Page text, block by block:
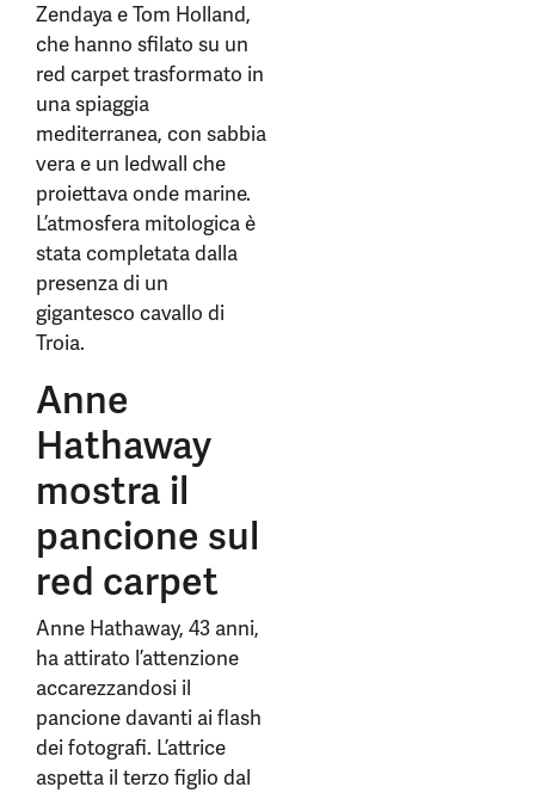
Zendaya e Tom Holland,
che hanno sfilato su un
red carpet trasformato in
una spiaggia
mediterranea, con sabbia
vera e un ledwall che
proiettava onde marine.
L’atmosfera mitologica è
stata completata dalla
presenza di un
gigantesco cavallo di
Troia.
Anne
Hathaway
mostra il
pancione sul
red carpet
Anne Hathaway, 43 anni,
ha attirato l’attenzione
accarezzandosi il
pancione davanti ai flash
dei fotografi. L’attrice
aspetta il terzo figlio dal